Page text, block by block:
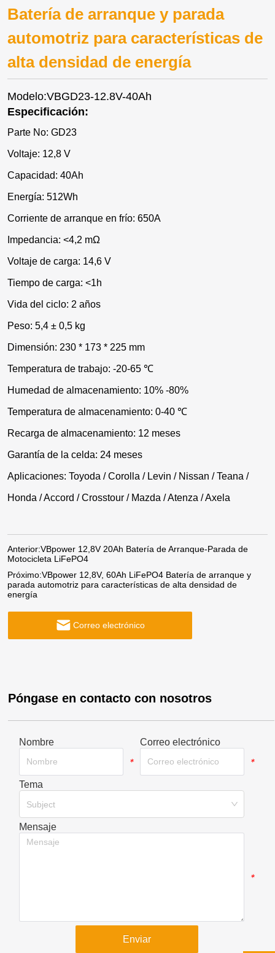
Batería de arranque y parada
automotriz para características de
alta densidad de energía
Modelo:VBGD23-12.8V-40Ah
Especificación:
Parte No: GD23
Voltaje: 12,8 V
Capacidad: 40Ah
Energía: 512Wh
Corriente de arranque en frío: 650A
Impedancia: <4,2 mΩ
Voltaje de carga: 14,6 V
Tiempo de carga: <1h
Vida del ciclo: 2 años
Peso: 5,4 ± 0,5 kg
Dimensión: 230 * 173 * 225 mm
Temperatura de trabajo: -20-65 ℃
Humedad de almacenamiento: 10% -80%
Temperatura de almacenamiento: 0-40 ℃
Recarga de almacenamiento: 12 meses
Garantía de la celda: 24 meses
Aplicaciones: Toyoda / Corolla / Levin / Nissan / Teana /
Honda / Accord / Crosstour / Mazda / Atenza / Axela
Anterior:VBpower 12,8V 20Ah Batería de Arranque-Parada de
Motocicleta LiFePO4
Próximo:VBpower 12,8V, 60Ah LiFePO4 Batería de arranque y
parada automotriz para características de alta densidad de
energía
Correo electrónico
Póngase en contacto con nosotros
Nombre
*
Correo electrónico
*
Tema
Subject
Mensaje
*
Enviar